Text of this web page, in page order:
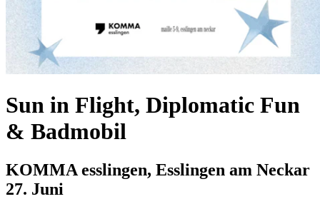
Sun in Flight, Diplomatic Fun
& Badmobil
KOMMA esslingen, Esslingen am Neckar
27. Juni